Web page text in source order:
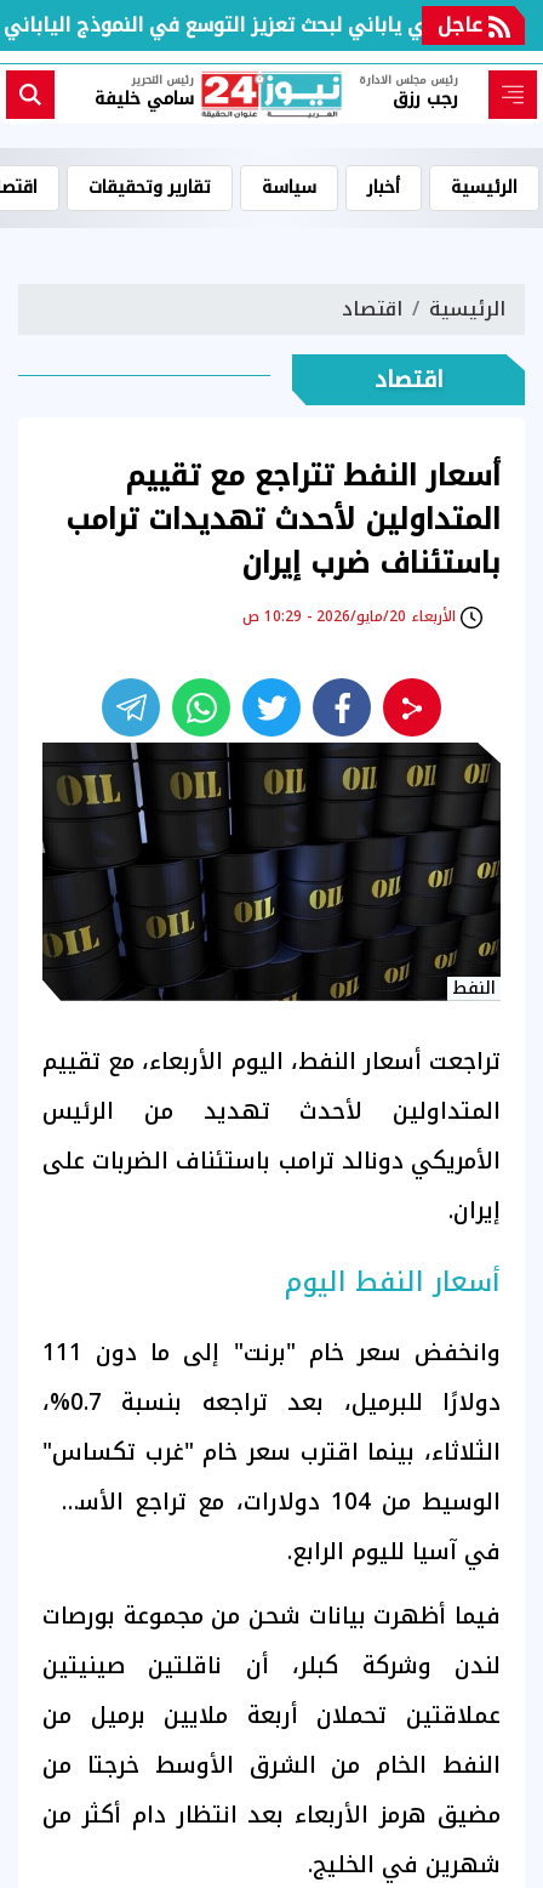
عاجل
لقاء مصري ياباني لبحث تعزيز التوسع في النموذج الياباني
رئيس مجلس الادارة
رجب رزق
رئيس التحرير
سامي خليفة
الرئيسية أخبار سياسة تقارير وتحقيقات
الرئيسية اقتصاد
اقتصاد
أسعار النفط تتراجع مع تقييم
المتداولين لأحدث تهديدات ترامب
باستئناف ضرب إيران
الأربعاء 20/مايو/2026 - 10:29 ص
النفط
تراجعت أسعار النفط، اليوم الأربعاء، مع تقييم
المتداولين لأحدث تهديد من الرئيس
الأمريكي دونالد ترامب باستئناف الضربات على
إيران.
أسعار النفط اليوم
وانخفض سعر خام "برنت" إلى ما دون 111
دولارًا للبرميل، بعد تراجعه بنسبة 0.7%،
الثلاثاء، بينما اقترب سعر خام "غرب تكساس"
الوسيط من 104 دولارات، مع تراجع الأسهم
في آسيا لليوم الرابع.
فيما ​أظهرت بيانات شحن من مجموعة بورصات
لندن وشركة كبلر، أن ناقلتين صينيتين
عملاقتين تحملان أربعة ⁠ملايين برميل من
‌النفط الخام من الشرق الأوسط خرجتا من
مضيق هرمز ​الأربعاء بعد انتظار ⁠دام أكثر من
شهرين في الخليج.